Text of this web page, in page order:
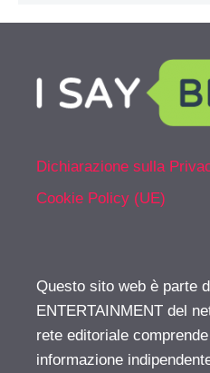
Dichiarazione sulla
Cookie Policy (UE)
Questo sito web è parte
ENTERTAINMENT del
rete editoriale
informazione